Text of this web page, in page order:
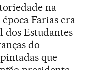
na
Farias era
dos Estudantes
do
que